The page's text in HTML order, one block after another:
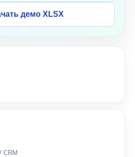
демо XLSX
CRM